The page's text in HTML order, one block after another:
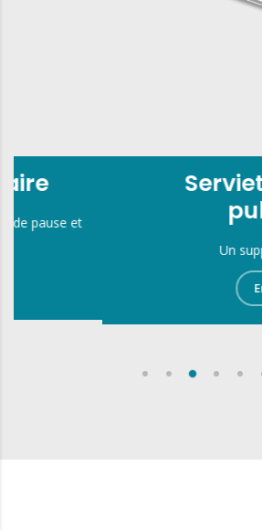
Serviette en
Un support
En savoir plus